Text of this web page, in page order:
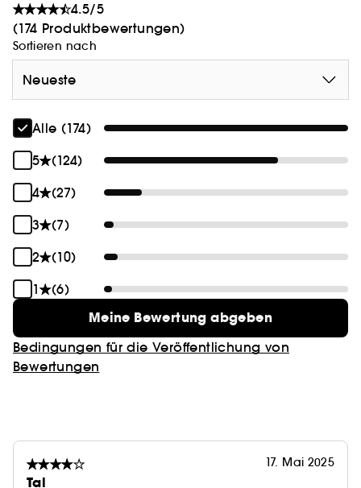
4.5/5
(174 Produktbewertungen)
Sortieren nach
Neueste
Alle (174)
5
(124)
4
(27)
3
(7)
2
(10)
1
(6)
Meine Bewertung abgeben
Bedingungen für die Veröffentlichung von
Bewertungen
17. Mai 2025
Tal